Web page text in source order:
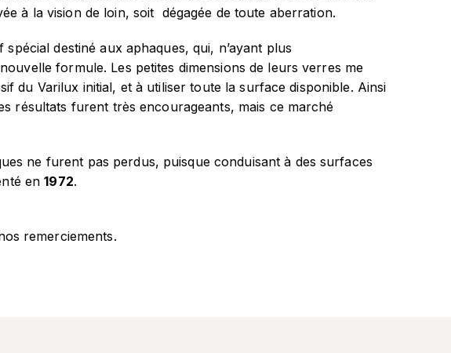
à la vision de loin, soit dégagée de toute aberration.
destiné aux aphaques, qui, n’ayant plus
formule. Les petites dimensions de leurs verres me
du Varilux initial, et à utiliser toute la surface disponible. Ainsi
résultats furent très encourageants, mais ce marché
ne furent pas perdus, puisque conduisant à des surfaces
en1972.
remerciements.